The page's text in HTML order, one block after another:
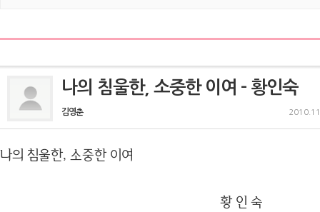
나의 침울한, 소중한 이여 - 황인숙
김영춘
나의 침울한, 소중한 이여
황 인 숙